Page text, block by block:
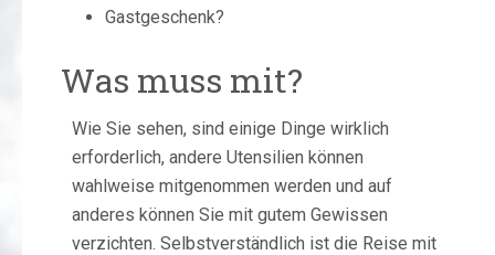
Gastgeschenk?
Was muss mit?
Wie Sie sehen, sind einige Dinge wirklich
erforderlich, andere Utensilien können
wahlweise mitgenommen werden und auf
anderes können Sie mit gutem Gewissen
verzichten. Selbstverständlich ist die Reise mit